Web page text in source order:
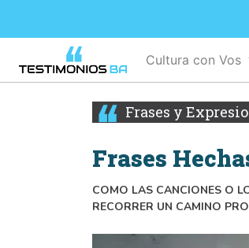
Cultura con Vos
Frases y
Frases
COMO LAS CANCIONES O
RECORRER UN CAMINO